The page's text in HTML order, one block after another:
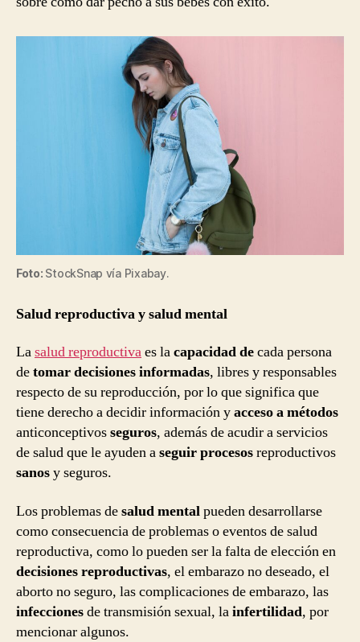
Foto: StockSnap vía Pixabay.
Salud reproductiva y salud mental
Lasalud reproductivaes lacapacidad decada persona
detomar decisiones informadas, libres y responsables
respecto de su reproducción, por lo que significa que
tiene derecho a decidir información yacceso a métodos
anticonceptivosseguros, además de acudir a servicios
de salud que le ayuden aseguir procesosreproductivos
sanosy seguros.
Los problemas desalud mentalpueden desarrollarse
como consecuencia de problemas o eventos de salud
reproductiva, como lo pueden ser la falta de elección en
decisiones reproductivas, el embarazo no deseado, el
aborto no seguro, las complicaciones de embarazo, las
infeccionesde transmisión sexual, lainfertilidad, por
mencionar algunos.